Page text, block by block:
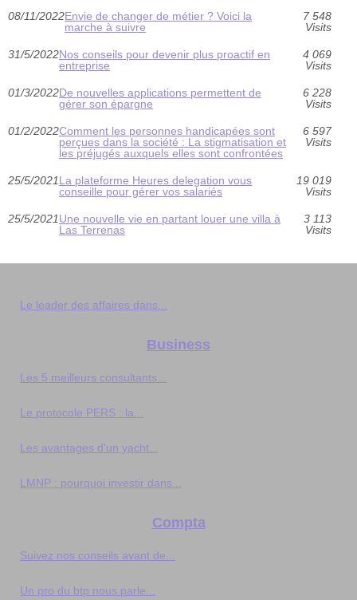
08/11/2022Envie de changer de métier ? Voici la
marche à suivre
7 548
Visits
31/5/2022Nos conseils pour devenir plus proactif en
entreprise
4 069
Visits
01/3/2022De nouvelles applications permettent de
gérer son épargne
6 228
Visits
01/2/2022Comment les personnes handicapées sont
perçues dans la société : La stigmatisation et
les préjugés auxquels elles sont confrontées
6 597
Visits
25/5/2021La plateforme Heures delegation vous
conseille pour gérer vos salariés
19 019
Visits
25/5/2021Une nouvelle vie en partant louer une villa à
Las Terrenas
3 113
Visits
Le leader des affaires dans...
Business
Les 5 meilleurs consultants...
Le protocole PERS : la...
Les avantages d'un yacht...
LMNP : pourquoi investir dans...
Compta
Suivez nos conseils avant de...
Un pro du btp nous parle...